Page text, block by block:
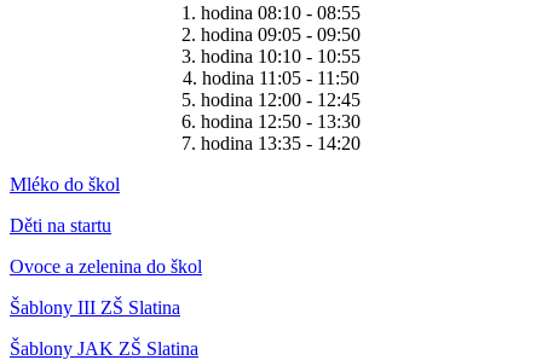
1. hodina 08:10 - 08:55
2. hodina 09:05 - 09:50
3. hodina 10:10 - 10:55
4. hodina 11:05 - 11:50
5. hodina 12:00 - 12:45
6. hodina 12:50 - 13:30
7. hodina 13:35 - 14:20
Mléko do škol
Děti na startu
Ovoce a zelenina do škol
Šablony III ZŠ Slatina
Šablony JAK ZŠ Slatina